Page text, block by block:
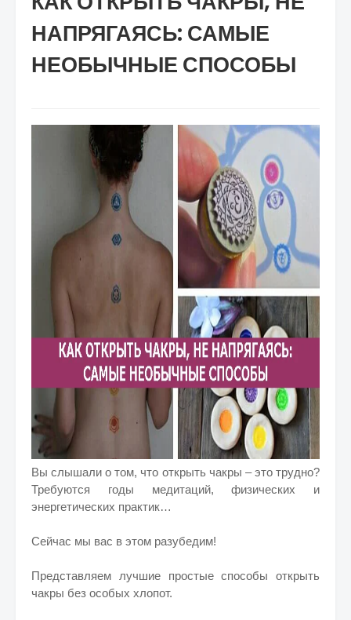
НАПРЯГАЯСЬ: САМЫЕ
НЕОБЫЧНЫЕ СПОСОБЫ
Вы слышали о том, что открыть чакры – это трудно?
Требуются годы медитаций, физических и
энергетических практик…
Сейчас мы вас в этом разубедим!
Представляем лучшие простые способы открыть
чакры без особых хлопот.